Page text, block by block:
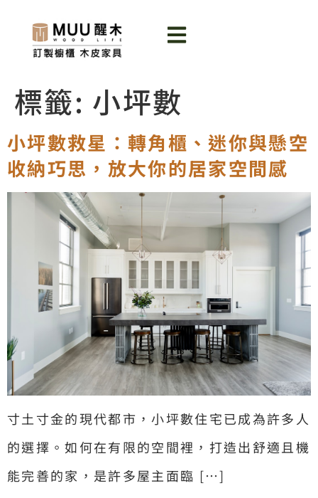
標籤: 小坪數
小坪數救星：轉角櫃、迷你與懸空
收納巧思，放大你的居家空間感
寸土寸金的現代都市，小坪數住宅已成為許多人
的選擇。如何在有限的空間裡，打造出舒適且機
能完善的家，是許多屋主面臨 […]